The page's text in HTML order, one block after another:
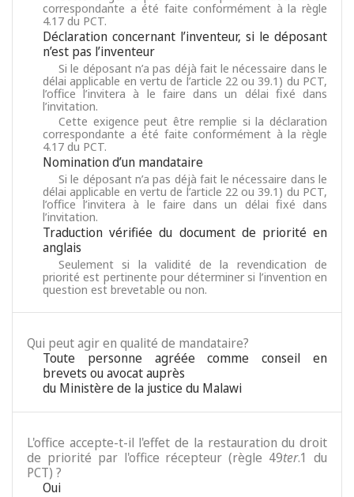
correspondante a été faite conformément à la règle
4.17 du PCT.
Déclaration concernant l’inventeur, si le déposant
n’est pas l’inventeur
Si le déposant n’a pas déjà fait le nécessaire dans le
délai applicable en vertu de l’article 22 ou 39.1) du PCT,
l’office l’invitera à le faire dans un délai fixé dans
l’invitation.
Cette exigence peut être remplie si la déclaration
correspondante a été faite conformément à la règle
4.17 du PCT.
Nomination d’un mandataire
Si le déposant n’a pas déjà fait le nécessaire dans le
délai applicable en vertu de l’article 22 ou 39.1) du PCT,
l’office l’invitera à le faire dans un délai fixé dans
l’invitation.
Traduction vérifiée du document de priorité en
anglais
Seulement si la validité de la revendication de
priorité est pertinente pour déterminer si l’invention en
question est brevetable ou non.
Qui peut agir en qualité de mandataire?
Toute personne agréée comme conseil en
brevets ou avocat auprès
du Ministère de la justice du Malawi
L'office accepte-t-il l'effet de la restauration du droit
de priorité par l'office récepteur (règle 49ter.1 du
PCT) ?
Oui